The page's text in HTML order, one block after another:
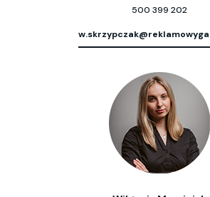
500 399 202